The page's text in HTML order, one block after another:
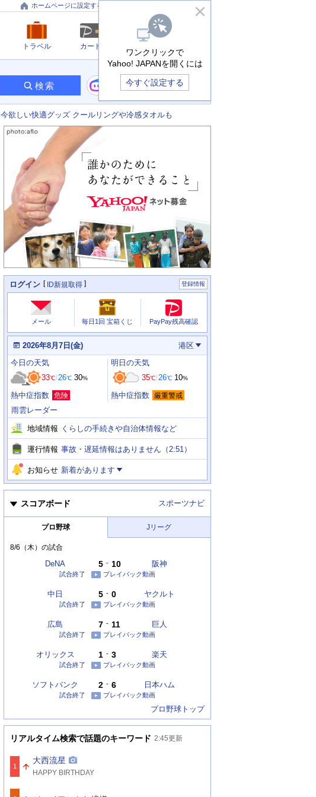
ワンクリックで
Yahoo! JAPANを開くには
今すぐ設定する
ホームページに設定する
トラベル カード
検索
今欲しい快適グッズ クールリングや冷感タオルも
個
人
情
報
ログイン ID新規取得 登録情報
あ
た
の
ス
ス
メール 毎日1回 宝箱くじ PayPay残高確認
本
日
の
天
気
運
情
報
2026年8月7日(金) 港区
今
日
明
日
の
天
気
今日 の天気
33℃ 26℃ 30%
熱中症指数 危険
明日 の天気
35℃ 26℃ 10%
熱中症指数 厳重警戒
雨雲レーダー
地域情報 くらしの手続きや自治体情報など
運行情報 事故・遅延情報はありません（2:51）
お知らせ 新着があります
スコアボード スポーツナビ
プロ野球 Jリーグ
8/6（木） の試合
DeNA 阪神
試合終了 プレイバック動画
5 - 10
中日 ヤクルト
試合終了 プレイバック動画
5 - 0
広島 巨人
試合終了 プレイバック動画
7 - 11
オリックス 楽天
試合終了 プレイバック動画
1 - 3
ソフトバンク 日本ハム
試合終了 プレイバック動画
2 - 6
プロ野球トップ
リアルタイム検索で話題のキーワード 2:45更新
1
大西流星
関
連
HAPPY BIRTHDAY